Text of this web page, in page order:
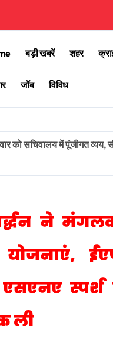
बड़ी खबरें शहर
जॉब विविध
को सचिवालय में पूंजीगत व्यय,
ने
स्पर्श
ली